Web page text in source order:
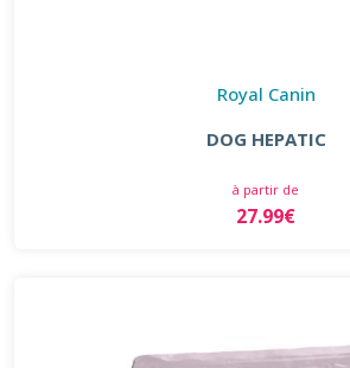
Royal Canin
DOG HEPATIC
à partir de
27.99€